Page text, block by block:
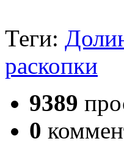
Теги:
раскопки
9389
0